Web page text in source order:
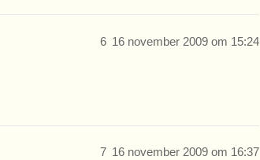
16 november 2009 om 15:24
6
16 november 2009 om 16:37
7